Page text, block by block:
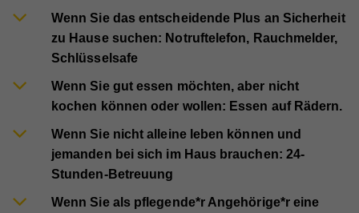
Wenn Sie das entscheidende Plus an Sicherheit
zu Hause suchen: Notruftelefon, Rauchmelder,
Schlüsselsafe
Wenn Sie gut essen möchten, aber nicht
kochen können oder wollen: Essen auf Rädern.
Wenn Sie nicht alleine leben können und
jemanden bei sich im Haus brauchen: 24-
Stunden-Betreuung
Wenn Sie als pflegende*r Angehörige*r eine